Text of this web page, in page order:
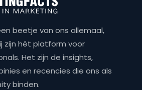
beetje van ons allemaal,
zijn hét platform voor
Het zijn de insights,
en recencies die ons als
binden.